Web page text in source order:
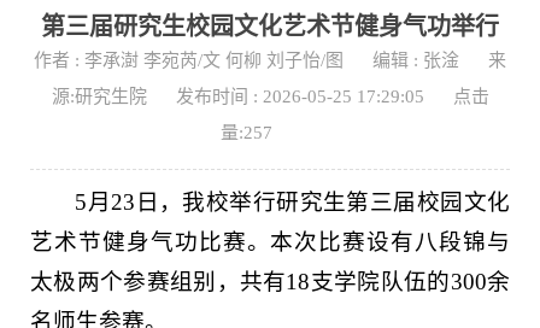
第三届研究生校园文化艺术节健身气功举行
作者 : 李承澍 李宛芮/文 何柳 刘子怡/图 编辑 : 张淦
来
源:研究生院
发布时间 : 2026-05-25 17:29:05
点击
量:257
5月23日，我校举行研究生第三届校园文化
艺术节健身气功比赛。本次比赛设有八段锦与
太极两个参赛组别，共有18支学院队伍的300余
名师生参赛。